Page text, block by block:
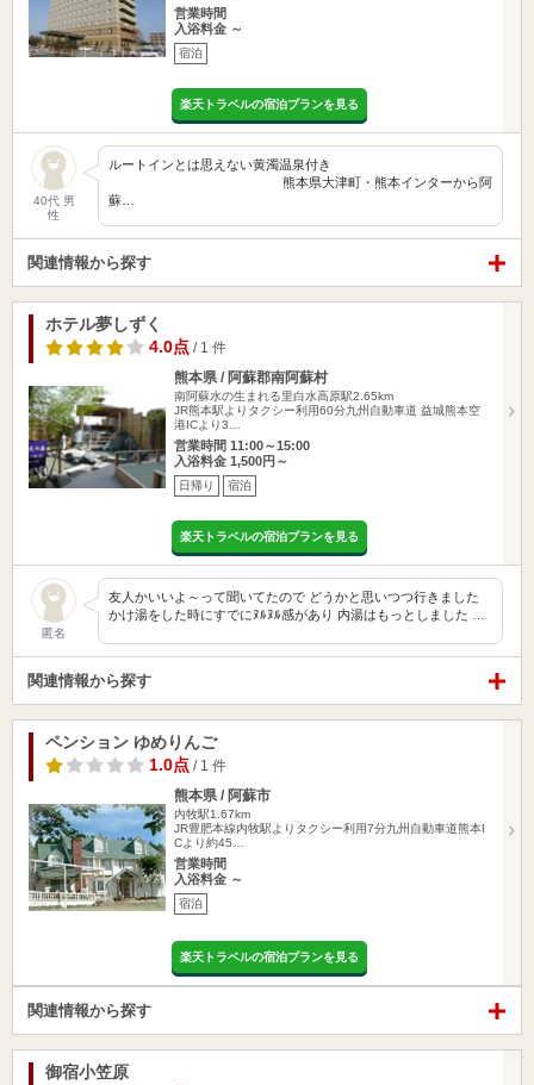
営業時間
入浴料金 ～
宿泊
楽天トラベルの宿泊プランを見る
40代 男
性
ルートインとは思えない黄濁温泉付き
熊本県大津町・熊本インターから阿
蘇…
関連情報から探す
ホテル夢しずく
4.0点 / 1 件
熊本県 / 阿蘇郡南阿蘇村
南阿蘇水の生まれる里白水高原駅2.65km
JR熊本駅よりタクシー利用60分九州自動車道 益城熊本空
港ICより3…
営業時間 11:00～15:00
入浴料金 1,500円～
日帰り 宿泊
楽天トラベルの宿泊プランを見る
匿名
友人かいいよ～って聞いてたので どうかと思いつつ行きました
かけ湯をした時にすでにﾇﾙﾇﾙ感があり 内湯はもっとしました …
関連情報から探す
ペンション ゆめりんご
1.0点 / 1 件
熊本県 / 阿蘇市
内牧駅1.67km
JR豊肥本線内牧駅よりタクシー利用7分九州自動車道熊本I
Cより約45…
営業時間
入浴料金 ～
宿泊
楽天トラベルの宿泊プランを見る
関連情報から探す
御宿小笠原